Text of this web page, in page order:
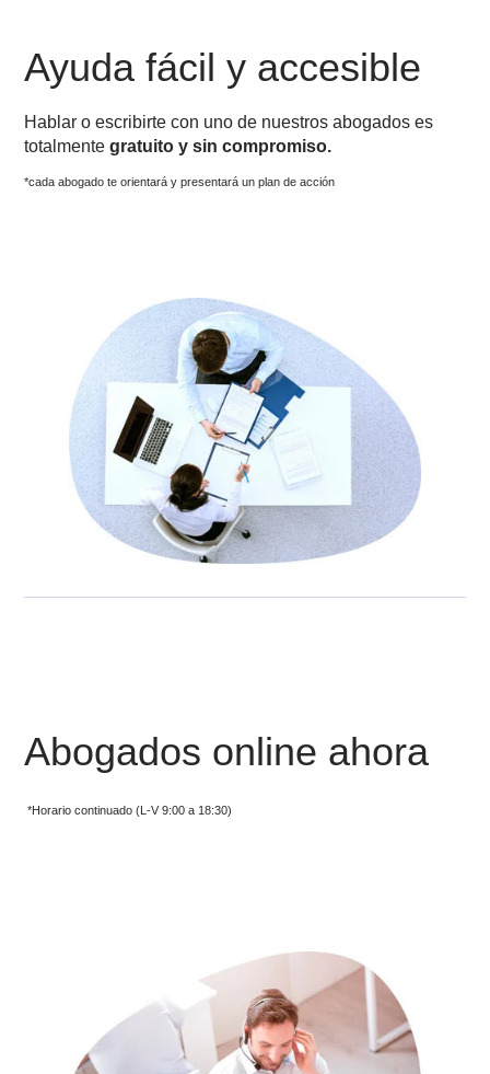
Ayuda fácil y accesible
gratuito y sin compromiso.
*cada abogado te orientará y presentará un plan de acción
Abogados online ahora
*Horario continuado (L-V 9:00 a 18:30)